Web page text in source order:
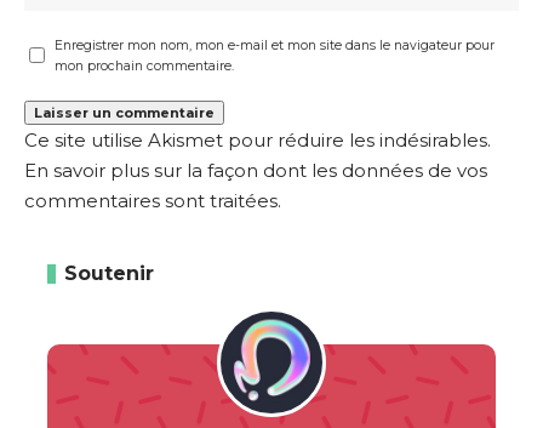
Enregistrer mon nom, mon e-mail et mon site dans le navigateur pour
mon prochain commentaire.
Ce site utilise Akismet pour réduire les indésirables.
En savoir plus sur la façon dont les données de vos
commentaires sont traitées.
Soutenir